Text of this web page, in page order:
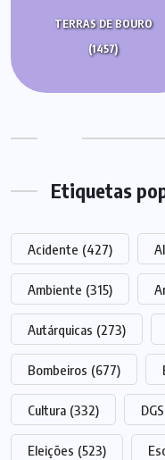
TERRAS DE BOURO
(1457)
Etiquetas
Acidente (427)
Ambiente (315)
Autárquicas (273)
Bombeiros (677)
Cultura (332) DGS
Eleições (523)